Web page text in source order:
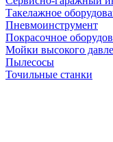
Такелажное
Пневмоинструмент
Покрасочное
Мойки высокого
Пылесосы
Точильные станки